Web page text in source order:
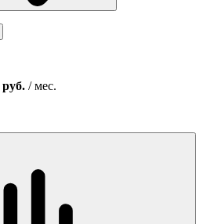
руб. / мес.